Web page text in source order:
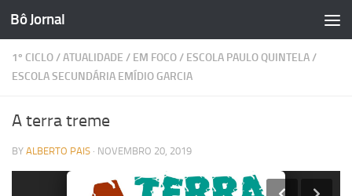
Skip to content
Bô Jornal
1º CICLO/ATUALIDADE / EM FOCO/ ESCOLA PAULO QUINTELA/
ESCOLA SECUNDÁRIA EMÍDIO GARCIA
A terra treme
BY ALBERTO PAIS · NOVEMBRO 20, 2019